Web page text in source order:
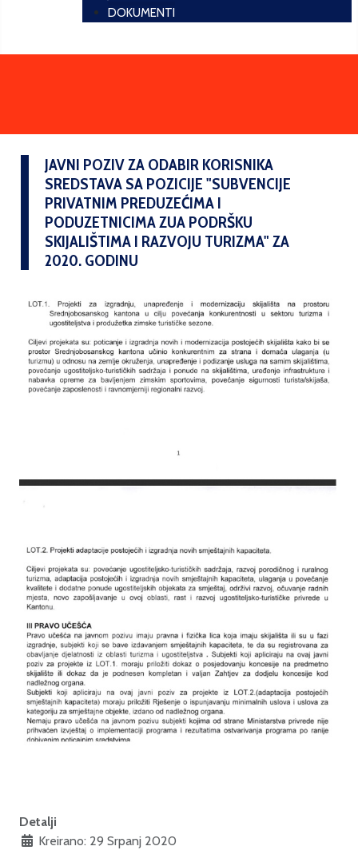
DOKUMENTI
JAVNI POZIV ZA ODABIR KORISNIKA
SREDSTAVA SA POZICIJE "SUBVENCIJE
PRIVATNIM PREDUZEĆIMA I
PODUZETNICIMA ZUA PODRŠKU
SKIJALIŠTIMA I RAZVOJU TURIZMA" ZA
2020. GODINU
Detalji
Kreirano: 29 Srpanj 2020